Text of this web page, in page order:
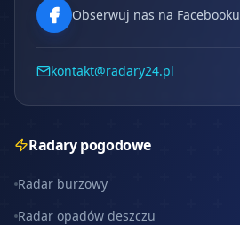
Obserwuj nas na Facebooku
kontakt@radary24.pl
Radary pogodowe
Radar burzowy
Radar opadów deszczu